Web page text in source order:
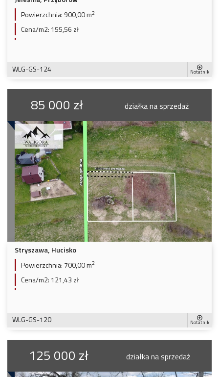
Powierzchnia: 900,00 m2
Cena/m2: 155,56 zł
WLG-GS-124 Notatnik
85 000 zł działka na sprzedaż
Stryszawa, Hucisko
Powierzchnia: 700,00 m2
Cena/m2: 121,43 zł
WLG-GS-120 Notatnik
125 000 zł działka na sprzedaż